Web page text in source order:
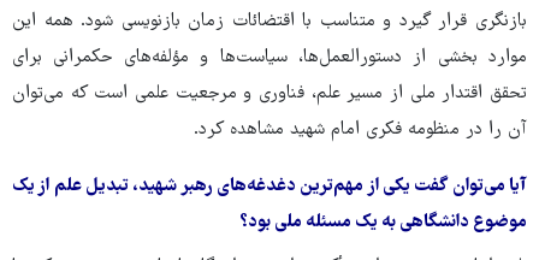
بازنگری قرار گیرد و متناسب با اقتضائات زمان بازنویسی شود. همه این
موارد بخشی از دستورالعمل‌ها، سیاست‌ها و مؤلفه‌های حکمرانی برای
تحقق اقتدار ملی از مسیر علم، فناوری و مرجعیت علمی است که می‌توان
آن را در منظومه فکری امام شهید مشاهده کرد.
آیا می‌توان گفت یکی از مهم‌ترین دغدغه‌های رهبر شهید، تبدیل علم از یک
موضوع دانشگاهی به یک مسئله ملی بود؟